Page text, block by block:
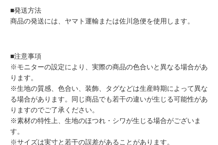
■発送方法
商品の発送には、ヤマト運輸または佐川急便を使用します。
■注意事項
※モニターの設定により、実際の商品の色合いと異なる場合があ
ります。
※生地の質感、色合い、装飾、タグなどは生産時期によって異な
る場合があります。同じ商品でも若干の違いが生じる可能性があ
りますのでご了承ください。
※素材の特性上、生地のほつれ・シワが生じる場合がございま
す。
※サイズは実寸と若干の誤差があることがあります。